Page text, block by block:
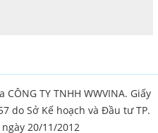
TY TNHH WWVINA. Giấy
do Sở Kế hoạch và Đầu tư TP.
20/11/2012